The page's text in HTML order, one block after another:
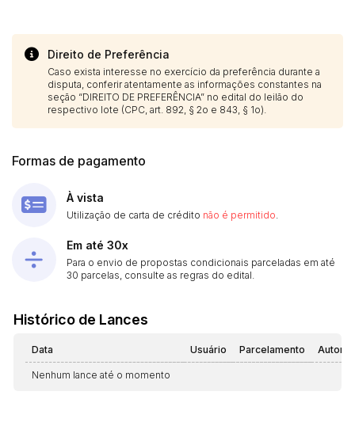
Direito de Preferência
Caso exista interesse no exercício da preferência durante a
disputa, conferir atentamente as informações constantes na
seção “DIREITO DE PREFERÊNCIA” no edital do leilão do
respectivo lote (CPC, art. 892, § 2o e 843, § 1o).
Formas de pagamento
À vista
Utilização de carta de crédito não é permitido
Em até 30x
Para o envio de propostas condicionais parceladas em até
30 parcelas, consulte as regras do edital.
Histórico de Lances
Data Usuário Parcelamento
Nenhum lance até o momento